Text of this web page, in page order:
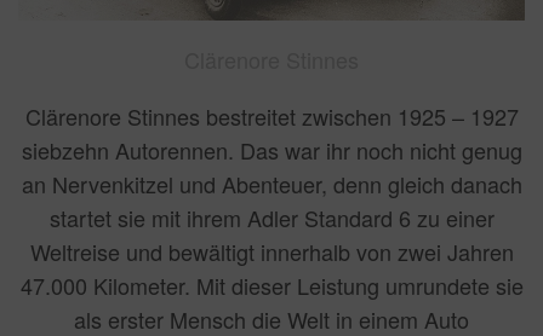
Clärenore Stinnes bestreitet zwischen 1925 – 1927
siebzehn Autorennen. Das war ihr noch nicht genug
an Nervenkitzel und Abenteuer, denn gleich danach
startet sie mit ihrem Adler Standard 6 zu einer
Weltreise und bewältigt innerhalb von zwei Jahren
47.000 Kilometer. Mit dieser Leistung umrundete sie
als erster Mensch die Welt in einem Auto